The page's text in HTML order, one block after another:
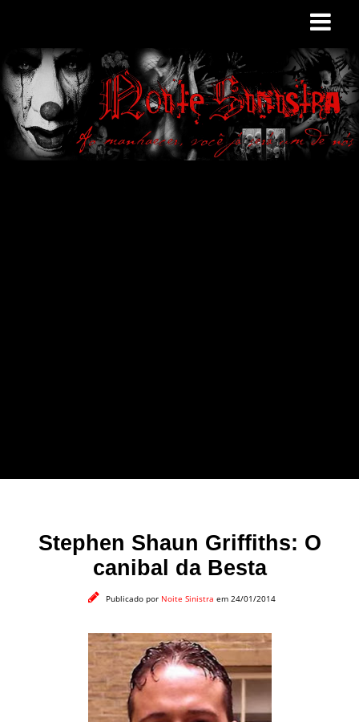
Stephen Shaun Griffiths: O
canibal da Besta
Publicado por Noite Sinistra em 24/01/2014